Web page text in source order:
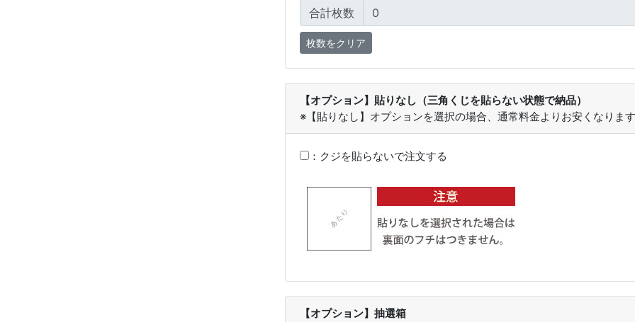
合計枚数
【オプション】貼りなし（三角くじを貼らない状態で納品）
※【貼りなし】オプションを選択の場合、通常料金よりお安くなります
： クジを貼らないで注文する
【オプション】抽選箱